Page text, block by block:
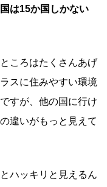
は15か国しかない
ころはたくさんあげ
スに住みやすい環境
すが、他の国に行け
違いがもっと見えて
ハッキリと見えるん